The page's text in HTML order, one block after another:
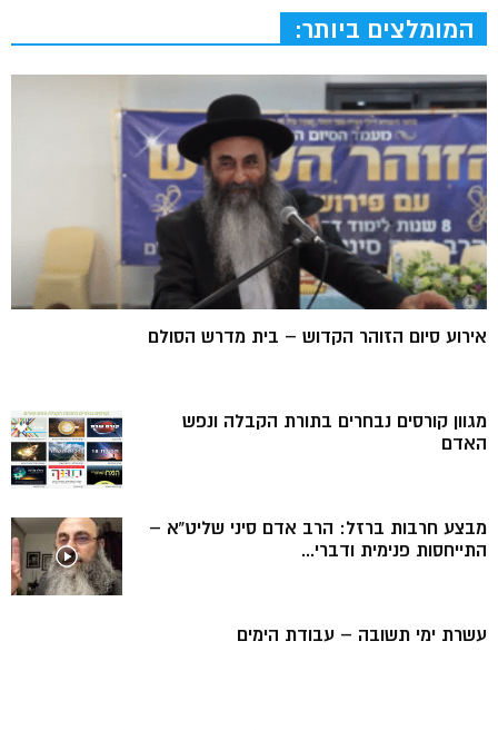
המומלצים ביותר:
אירוע סיום הזוהר הקדוש – בית מדרש הסולם
מגוון קורסים נבחרים בתורת הקבלה ונפש
האדם
מבצע חרבות ברזל: הרב אדם סיני שליט”א –
התייחסות פנימית ודברי...
עשרת ימי תשובה – עבודת הימים